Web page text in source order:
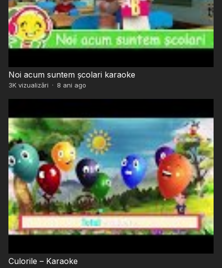
Noi acum suntem școlari karaoke
3Kvizualizări · 8 ani ago
Culorile – Karaoke